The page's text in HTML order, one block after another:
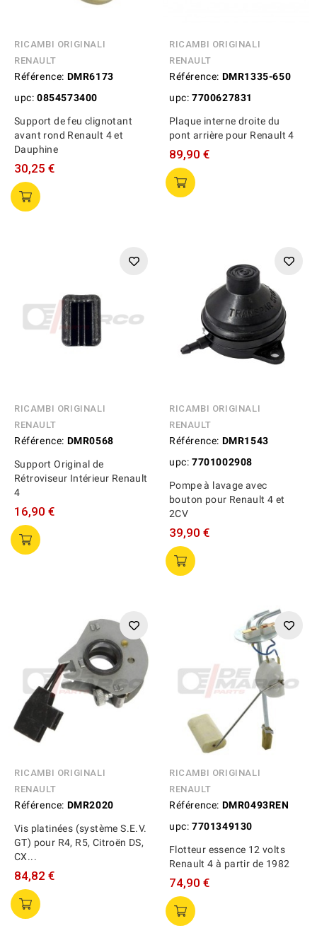
RICAMBI ORIGINALI
RENAULT
Référence: DMR6173
upc: 0854573400
Support de feu clignotant
avant rond Renault 4 et
Dauphine
30,25 €
RICAMBI ORIGINALI
RENAULT
Référence: DMR1335-650
upc: 7700627831
Plaque interne droite du
pont arrière pour Renault 4
89,90 €
RICAMBI ORIGINALI
RENAULT
Référence: DMR0568
Support Original de
Rétroviseur Intérieur Renault
4
16,90 €
RICAMBI ORIGINALI
RENAULT
Référence: DMR1543
upc: 7701002908
Pompe à lavage avec
bouton pour Renault 4 et
2CV
39,90 €
RICAMBI ORIGINALI
RENAULT
Référence: DMR2020
Vis platinées (système S.E.V.
GT) pour R4, R5, Citroën DS,
CX...
84,82 €
RICAMBI ORIGINALI
RENAULT
Référence: DMR0493REN
upc: 7701349130
Flotteur essence 12 volts
Renault 4 à partir de 1982
74,90 €